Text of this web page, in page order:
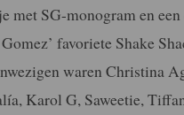
met SG-monogram en
favoriete Shake
waren Christina
Karol G, Saweetie,